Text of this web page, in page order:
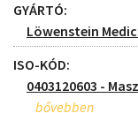
GYÁRTÓ:
Löwenstein
ISO-KÓD:
0403120603 -